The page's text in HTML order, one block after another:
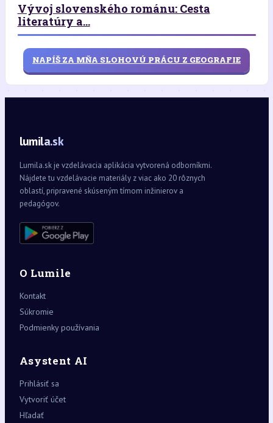
Vývoj slovenského románu: Cesta
literatúry a...
NAPÍŠ ZA MŇA SLOHOVÚ PRÁCU Z GEOGRAFIE
lumila.sk
Lumila.sk je vzdelávacia aplikácia vytvorená odborníkmi.
Nájdete tu vzdelávacie materiály z viac ako 20 rôznych
oblastí, pripravené skúseným tímom inžinierov a
pedagógov.
O Lumile
Kontakt
Súkromie
Podmienky používania
Asystent AI
Prihlásiť sa
Vytvoriť účet
Hľadať